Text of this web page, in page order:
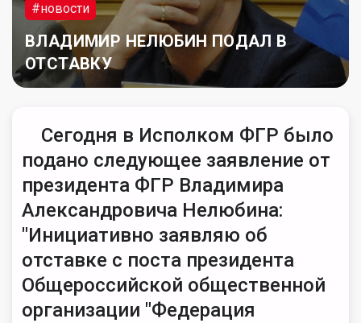
#новости
ВЛАДИМИР НЕЛЮБИН ПОДАЛ В
ОТСТАВКУ
Сегодня в Исполком ФГР было
подано следующее заявление от
президента ФГР Владимира
Александровича Нелюбина:
"Инициативно заявляю об
отставке с поста президента
Общероссийской общественной
организации "Федерация